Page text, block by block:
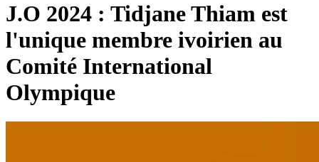
J.O 2024 : Tidjane Thiam est
l'unique membre ivoirien au
Comité International
Olympique